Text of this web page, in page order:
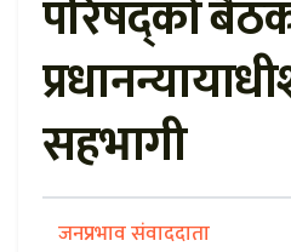
परिषद्को
सहभागी
जनप्रभाव संवाददाता